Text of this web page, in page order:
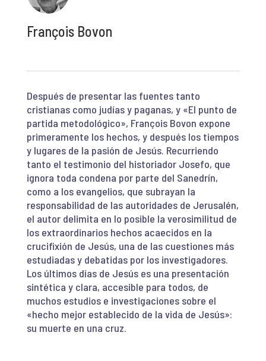
François Bovon
Después de presentar las fuentes tanto
cristianas como judías y paganas, y «El punto de
partida metodológico», François Bovon expone
primeramente los hechos, y después los tiempos
y lugares de la pasión de Jesús. Recurriendo
tanto el testimonio del historiador Josefo, que
ignora toda condena por parte del Sanedrín,
como a los evangelios, que subrayan la
responsabilidad de las autoridades de Jerusalén,
el autor delimita en lo posible la verosimilitud de
los extraordinarios hechos acaecidos en la
crucifixión de Jesús, una de las cuestiones más
estudiadas y debatidas por los investigadores.
Los últimos días de Jesús es una presentación
sintética y clara, accesible para todos, de
muchos estudios e investigaciones sobre el
«hecho mejor establecido de la vida de Jesús»:
su muerte en una cruz.